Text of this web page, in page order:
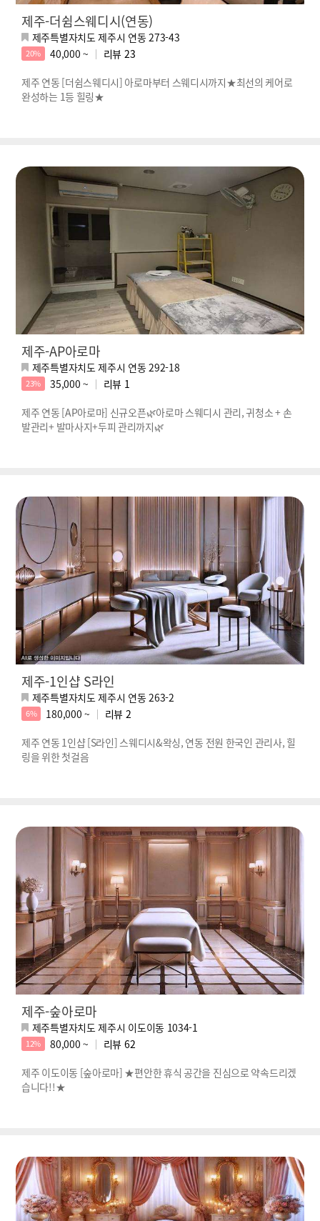
제주-더쉼스웨디시(연동)
제주특별자치도 제주시 연동 273-43
20% 40,000 ~ 리뷰 23
제주 연동 [더쉼스웨디시] 아로마부터 스웨디시까지★최선의 케어로
완성하는 1등 힐링★
제주-AP아로마
제주특별자치도 제주시 연동 292-18
23% 35,000 ~ 리뷰 1
제주 연동 [AP아로마] 신규오픈🌿아로마 스웨디시 관리, 귀청소 + 손
발관리+ 발마사지+두피 관리까지🌿
제주-1인샵 S라인
제주특별자치도 제주시 연동 263-2
6% 180,000 ~ 리뷰 2
제주 연동 1인샵 [S라인] 스웨디시&왁싱, 연동 전원 한국인 관리사, 힐
링을 위한 첫걸음
제주-숲아로마
제주특별자치도 제주시 이도이동 1034-1
12% 80,000 ~ 리뷰 62
제주 이도이동 [숲아로마] ★편안한 휴식 공간을 진심으로 약속드리겠
습니다!!★